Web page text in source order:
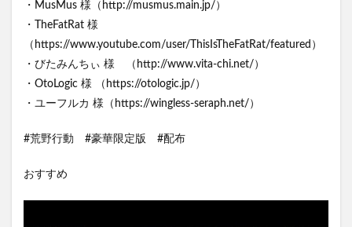
・MusMus 様（http://musmus.main.jp/）
・TheFatRat 様
（https://www.youtube.com/user/ThisIsTheFatRat/featured）
・びたみんちぃ 様 （http://www.vita-chi.net/）
・OtoLogic 様 （https://otologic.jp/）
・ユーフルカ 様（https://wingless-seraph.net/）
#荒野行動 #豪華限定版 #配布
おすすめ